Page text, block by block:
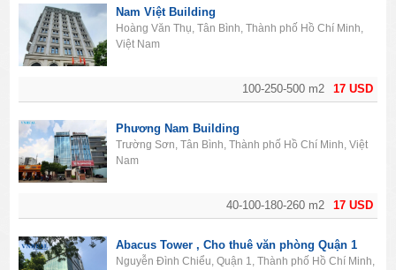
17 USD
100-250-500 m2
Nam Việt Building
Hoàng Văn Thụ, Tân Bình, Thành phố Hồ Chí Minh,
Việt Nam
17 USD
40-100-180-260 m2
Phương Nam Building
Trường Sơn, Tân Bình, Thành phố Hồ Chí Minh, Việt
Nam
Abacus Tower , Cho thuê văn phòng Quận 1
Nguyễn Đình Chiểu, Quận 1, Thành phố Hồ Chí Minh,